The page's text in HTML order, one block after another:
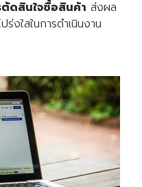
ตัดสินใจซื้อสินค้า ส่งผล
งใสในการดำเนินงาน